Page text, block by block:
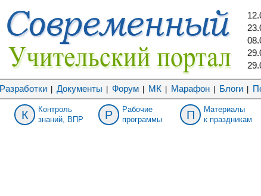
Разработки Документы Форум МК Марафон Блоги
К
Контроль
знаний, ВПР
Р
Рабочие
программы
П
Материалы
к праздникам